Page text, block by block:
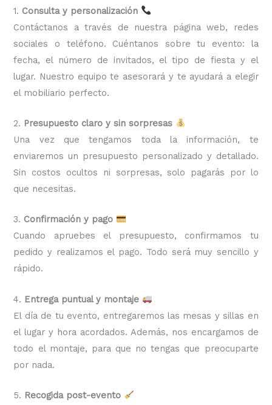
1. Consulta y personalización
Contáctanos a través de nuestra página web, redes
sociales o teléfono. Cuéntanos sobre tu evento: la
fecha, el número de invitados, el tipo de fiesta y el
lugar. Nuestro equipo te asesorará y te ayudará a elegir
el mobiliario perfecto.
2. Presupuesto claro y sin sorpresas
Una vez que tengamos toda la información, te
enviaremos un presupuesto personalizado y detallado.
Sin costos ocultos ni sorpresas, solo pagarás por lo
que necesitas.
3. Confirmación y pago
Cuando apruebes el presupuesto, confirmamos tu
pedido y realizamos el pago. Todo será muy sencillo y
rápido.
4. Entrega puntual y montaje
El día de tu evento, entregaremos las mesas y sillas en
el lugar y hora acordados. Además, nos encargamos de
todo el montaje, para que no tengas que preocuparte
por nada.
5. Recogida post-evento